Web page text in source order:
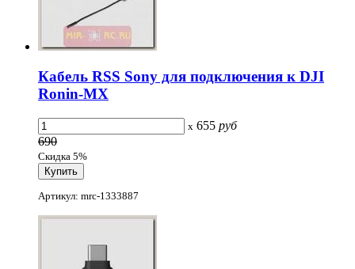
Кабель RSS Sony для подключения к DJI
Ronin-MX
x 655 руб
690
Скидка 5%
Артикул: mrc-1333887